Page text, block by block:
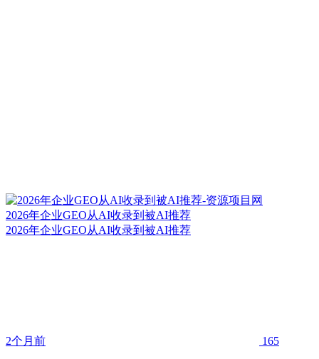
2026年企业GEO从AI收录到被AI推荐
2026年企业GEO从AI收录到被AI推荐
2个月前 165